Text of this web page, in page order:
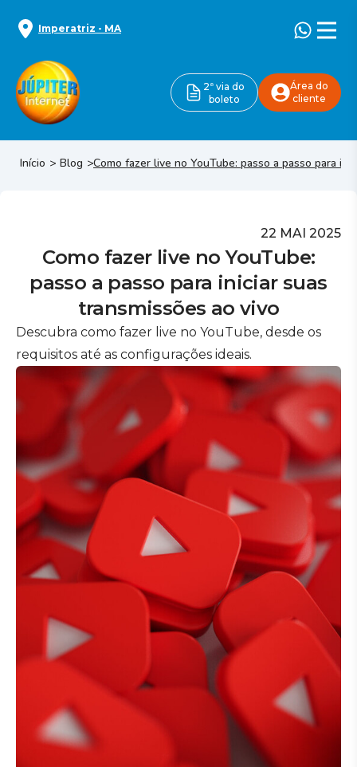
Imperatriz - MA
2ª via do
boleto
Área do
cliente
Início Blog Como fazer live no YouTube: passo a passo para
22 MAI 2025
Como fazer live no YouTube:
passo a passo para iniciar suas
transmissões ao vivo
Descubra como fazer live no YouTube, desde os
requisitos até as configurações ideais.